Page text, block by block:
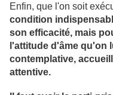
Enfin, que l'on soit
condition
son efficacité, mais
l'attitude d'âme qu'on
contemplative,
attentive.